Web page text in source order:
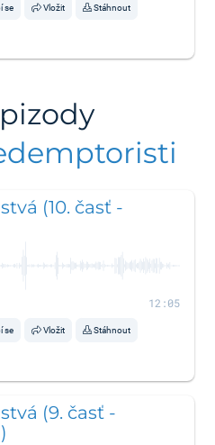
se Vložit Stáhnout
(10. časť -
12:05
se Vložit Stáhnout
(9. časť -